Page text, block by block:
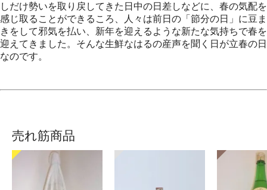
しだけ勢いを取り戻してきた日中の日差しなどに、春の気配を
感じ取ることができるころ、人々は前日の「節分の日」に豆ま
きをして邪気を払い、新年を迎えるような新たな気持ちで春を
迎えてきました。そんな生鮮なはるの産声を聞く日が立春の日
なのです。
売れ筋商品